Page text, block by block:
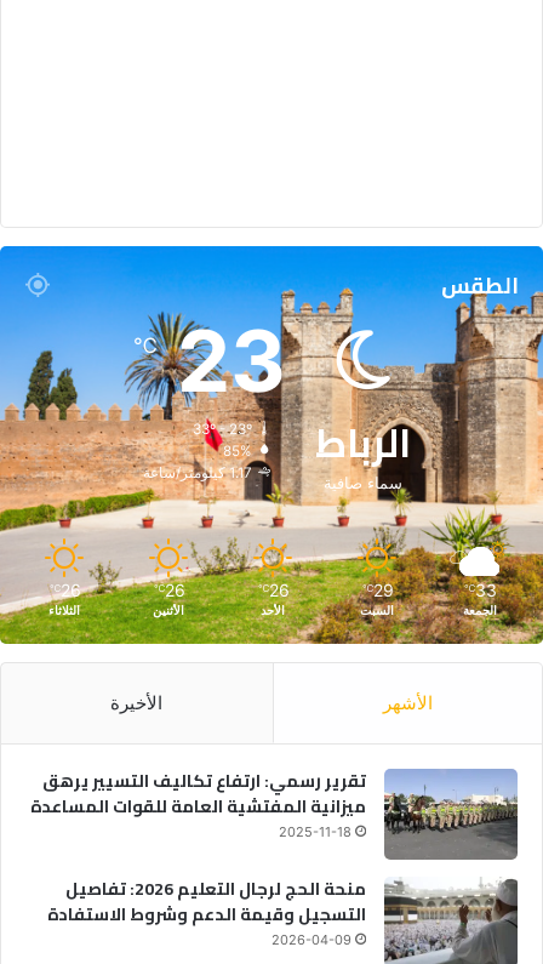
الطقس
الرباط
سماء صافية
23
℃
33º - 23º
85%
1.17 كيلومتر/ساعة
33
℃
الجمعة
29
℃
السبت
26
℃
الأحد
26
℃
الأثنين
26
℃
الثلاثاء
الأشهر الأخيرة
تقرير رسمي: ارتفاع تكاليف التسيير يرهق
ميزانية المفتشية العامة للقوات المساعدة
2025-11-18
منحة الحج لرجال التعليم 2026: تفاصيل
التسجيل وقيمة الدعم وشروط الاستفادة
2026-04-09